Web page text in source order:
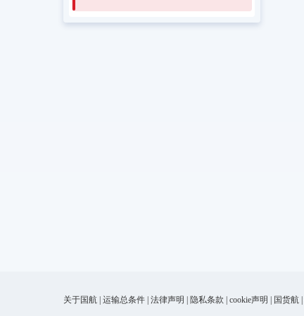
关于国航 | 运输总条件 | 法律声明 | 隐私条款 | cookie声明 | 国货航 |